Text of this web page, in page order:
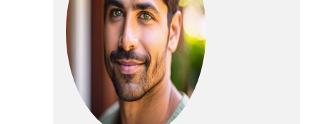
enfants est livré avec
une ceinture d'outils et
un tournevis jouet pour
les enfants qui aident
les enfants à apprendre
à utiliser des outils et à
acquérir des
compétences